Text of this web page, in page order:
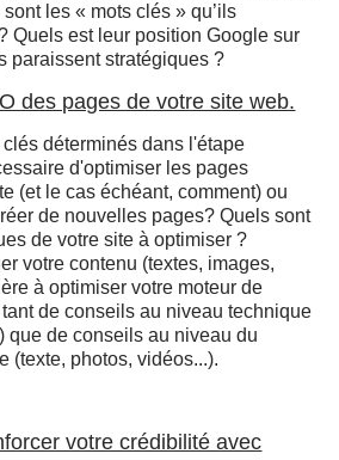
les « mots clés » qu’ils
Quels est leur position Google sur
paraissent stratégiques ?
des pages de votre site web.
déterminés dans l'étape
d'optimiser les pages
(et le cas échéant, comment) ou
de nouvelles pages? Quels sont
de votre site à optimiser ?
votre contenu (textes, images,
à optimiser votre moteur de
de conseils au niveau technique
que de conseils au niveau du
(texte, photos, vidéos...).
votre crédibilité avec